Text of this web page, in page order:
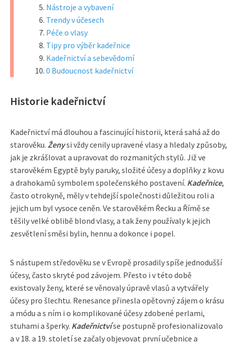
Nástroje a vybavení
Trendy v účesech
Péče o vlasy
Tipy pro výběr kadeřnice
Kadeřnictví a sebevědomí
0 Budoucnost kadeřnictví
Historie kadeřnictví
Kadeřnictví má dlouhou a fascinující historii, která sahá až do
starověku. Ženysi vždy cenily upravené vlasy a hledaly způsoby,
jak je zkrášlovat a upravovat do rozmanitých stylů. Již ve
starověkém Egyptě byly paruky, složité účesy a doplňky z kovu
a drahokamů symbolem společenského postavení. Kadeřnice,
často otrokyně, měly v tehdejší společnosti důležitou roli a
jejich um byl vysoce ceněn. Ve starověkém Řecku a Římě se
těšily velké oblibě blond vlasy, a tak ženy používaly k jejich
zesvětlení směsi bylin, hennu a dokonce i popel.
S nástupem středověku se v Evropě prosadily spíše jednodušší
účesy, často skryté pod závojem. Přesto i v této době
existovaly ženy, které se věnovaly úpravě vlasů a vytvářely
účesy pro šlechtu. Renesance přinesla opětovný zájem o krásu
a módu a s ním i o komplikované účesy zdobené perlami,
stuhami a šperky. Kadeřnictvíse postupně profesionalizovalo
a v 18. a 19. století se začaly objevovat první učebnice a